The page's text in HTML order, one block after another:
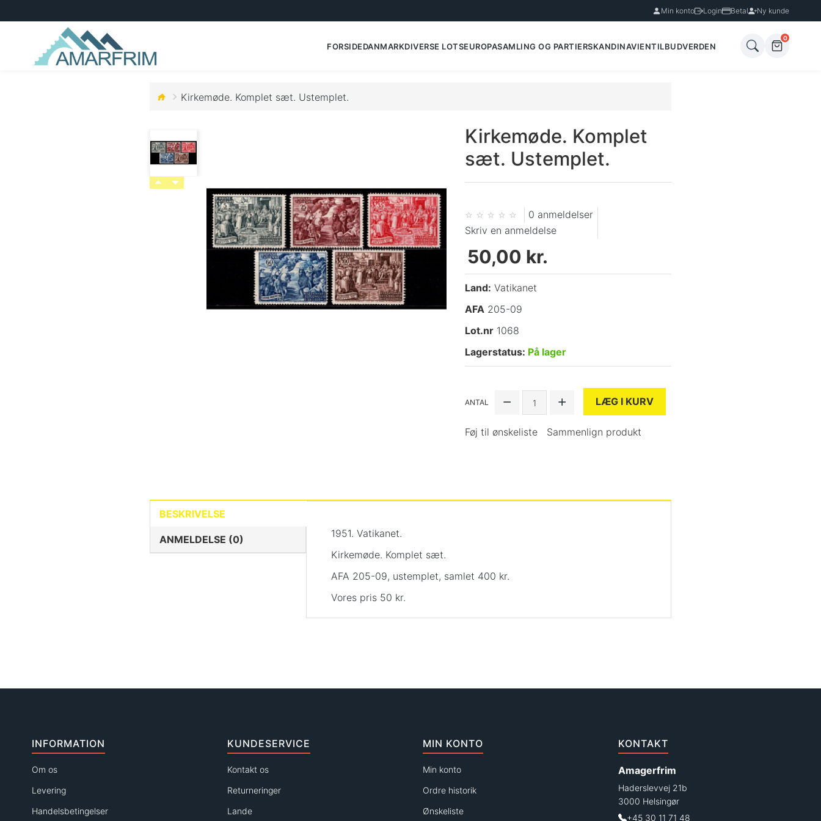
Min konto Login Betal Ny kunde
FORSIDEDANMARKDIVERSE LOTSEUROPASAMLING OG PARTIERSKANDINAVIENTILBUDVERDEN
0
Kirkemøde. Komplet sæt. Ustemplet.
Kirkemøde. Komplet
sæt. Ustemplet.
0 anmeldelser
Skriv en anmeldelse
50,00 kr.
Land: Vatikanet
AFA 205-09
Lot.nr 1068
Lagerstatus: På lager
ANTAL LÆG I KURV
Føj til ønskeliste Sammenlign produkt
BESKRIVELSE
ANMELDELSE (0)
1951. Vatikanet.
Kirkemøde. Komplet sæt.
AFA 205-09, ustemplet, samlet 400 kr.
Vores pris 50 kr.
INFORMATION
Om os
Levering
Handelsbetingelser
KUNDESERVICE
Kontakt os
Returneringer
Lande
MIN KONTO
Min konto
Ordre historik
Ønskeliste
KONTAKT
Amagerfrim
Haderslevvej 21b
3000 Helsingør
+45 30 11 71 48